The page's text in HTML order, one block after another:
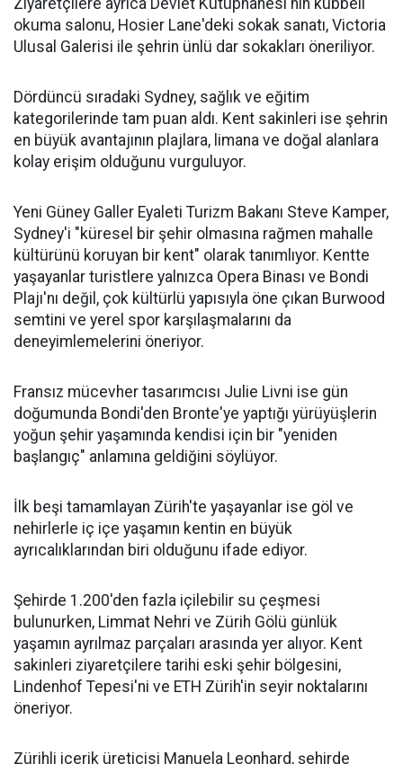
Ziyaretçilere ayrıca Devlet Kütüphanesi'nin kubbeli
okuma salonu, Hosier Lane'deki sokak sanatı, Victoria
Ulusal Galerisi ile şehrin ünlü dar sokakları öneriliyor.
Dördüncü sıradaki Sydney, sağlık ve eğitim
kategorilerinde tam puan aldı. Kent sakinleri ise şehrin
en büyük avantajının plajlara, limana ve doğal alanlara
kolay erişim olduğunu vurguluyor.
Yeni Güney Galler Eyaleti Turizm Bakanı Steve Kamper,
Sydney'i "küresel bir şehir olmasına rağmen mahalle
kültürünü koruyan bir kent" olarak tanımlıyor. Kentte
yaşayanlar turistlere yalnızca Opera Binası ve Bondi
Plajı'nı değil, çok kültürlü yapısıyla öne çıkan Burwood
semtini ve yerel spor karşılaşmalarını da
deneyimlemelerini öneriyor.
Fransız mücevher tasarımcısı Julie Livni ise gün
doğumunda Bondi'den Bronte'ye yaptığı yürüyüşlerin
yoğun şehir yaşamında kendisi için bir "yeniden
başlangıç" anlamına geldiğini söylüyor.
İlk beşi tamamlayan Zürih'te yaşayanlar ise göl ve
nehirlerle iç içe yaşamın kentin en büyük
ayrıcalıklarından biri olduğunu ifade ediyor.
Şehirde 1.200'den fazla içilebilir su çeşmesi
bulunurken, Limmat Nehri ve Zürih Gölü günlük
yaşamın ayrılmaz parçaları arasında yer alıyor. Kent
sakinleri ziyaretçilere tarihi eski şehir bölgesini,
Lindenhof Tepesi'ni ve ETH Zürih'in seyir noktalarını
öneriyor.
Zürihli içerik üreticisi Manuela Leonhard, şehirde